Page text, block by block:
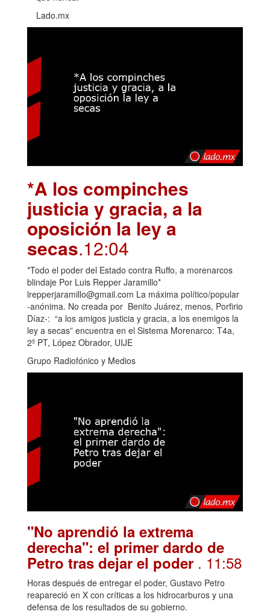
Lado.mx
*A los compinches
justicia y gracia, a la
oposición la ley a
secas.12:04
*Todo el poder del Estado contra Ruffo, a morenarcos
blindaje Por Luis Repper Jaramillo*
lrepperjaramillo@gmail.com La máxima político/popular
-anónima. No creada por Benito Juárez, menos, Porfirio
Díaz-: “a los amigos justicia y gracia, a los enemigos la
ley a secas” encuentra en el Sistema Morenarco: T4a,
2º PT, López Obrador, UIJE
Grupo Radiofónico y Medios
"No aprendió la extrema
derecha": el primer dardo de
Petro tras dejar el poder . 11:58
Horas después de entregar el poder, Gustavo Petro
reapareció en X con críticas a los hidrocarburos y una
defensa de los resultados de su gobierno.